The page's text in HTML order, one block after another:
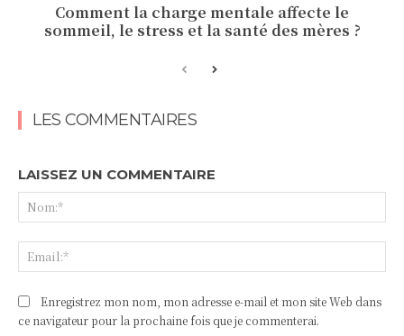
Comment la charge mentale affecte le
sommeil, le stress et la santé des mères ?
LES COMMENTAIRES
LAISSEZ UN COMMENTAIRE
Enregistrez mon nom, mon adresse e-mail et mon site Web dans
ce navigateur pour la prochaine fois que je commenterai.